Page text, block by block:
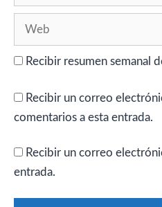
Recibir resumen semanal
Recibir un correo
comentarios a esta entrada.
Recibir un correo
entrada.